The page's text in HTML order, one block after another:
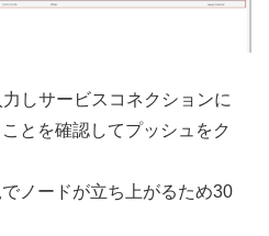
しサービスコネクションに
とを確認してプッシュをク
ノードが立ち上がるため30